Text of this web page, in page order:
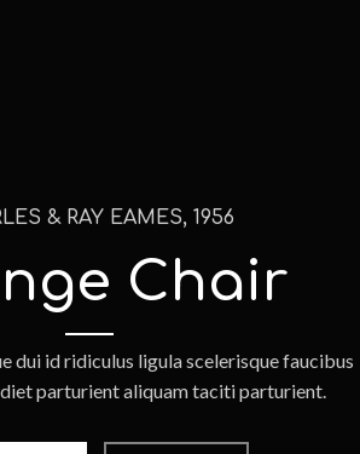
& RAY EAMES, 1956
Chair
dui id ridiculus ligula scelerisque faucibus
parturient aliquam taciti parturient.